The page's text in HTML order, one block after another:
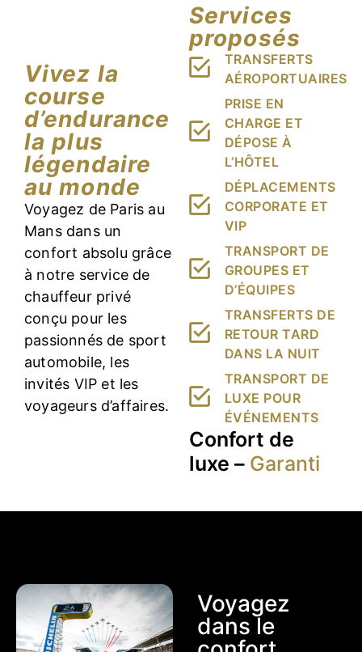
Vivez la
course
d’endurance
la plus
légendaire
au monde
Voyagez de Paris au
Mans dans un
confort absolu grâce
à notre service de
chauffeur privé
conçu pour les
passionnés de sport
automobile, les
invités VIP et les
voyageurs d’affaires.
Services
proposés
TRANSFERTS
AÉROPORTUAIRES
PRISE EN
CHARGE ET
DÉPOSE À
L’HÔTEL
DÉPLACEMENTS
CORPORATE ET
VIP
TRANSPORT DE
GROUPES ET
D’ÉQUIPES
TRANSFERTS DE
RETOUR TARD
DANS LA NUIT
TRANSPORT DE
LUXE POUR
ÉVÉNEMENTS
Confort de
luxe – Garanti
Voyagez
dans le